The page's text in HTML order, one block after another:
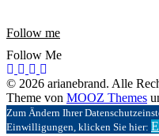
Follow me
Follow Me
© 2026 arianebrand. Alle
Theme von MOOZ Themes
Zum Ändern Ihrer
Einwilligungen, klicken Sie hier: